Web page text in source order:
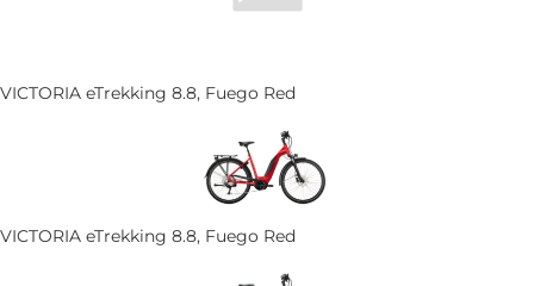
VICTORIA eTrekking 8.8, Fuego Red
VICTORIA eTrekking 8.8, Fuego Red